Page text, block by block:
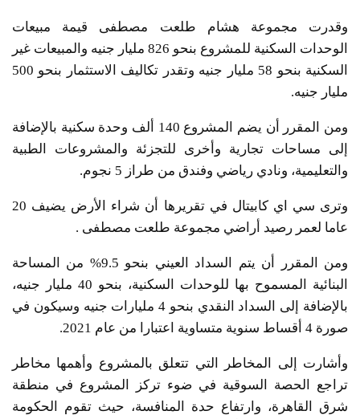
وقدرت مجموعة هشام طلعت مصطفى قيمة مبيعات
الوحدات السكنية للمشروع بنحو 826 مليار جنيه والمبيعات غير
السكنية بنحو 58 مليار جنيه وتقدر تكاليف الاستثمار بنحو 500
مليار جنيه.
ومن المقرر أن يضم المشروع 140 ألف وحدة سكنية بالإضافة
إلى مساحات تجارية وأخرى للتجزئة والمشروعات الطبية
والتعليمية، ونادي رياضي وفندق من طراز 5 نجوم.
وترى سي اي كابيتال في تقريرها أن شراء الأرض يضيف 20
عاما لعمر رصيد أراضي مجموعة طلعت مصطفى .
ومن المقرر أن يتم السداد العيني بنحو 9.5% من المساحة
البنائية المسموح بها للوحدات السكنية، بنحو 40 مليار جنيه،
بالإضافة إلى السداد النقدي بنحو 4 مليارات جنيه وسيكون في
صورة 4 أقساط سنوية متساوية اعتبارا من عام 2021.
وأشارت إلى المخاطر التي تتعلق بالمشروع وأهمها مخاطر
تراجع الحصة السوقية في ضوء تركز المشروع في منطقة
شرق القاهرة، وارتفاع حدة المنافسة، حيث تقوم الحكومة